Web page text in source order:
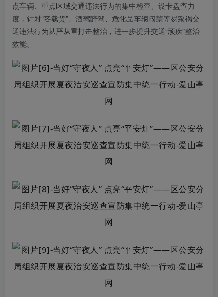
点车辆、重点区域交通违法行为的集中检查、设卡盘查力
度，针对“客载货”、酒驾醉驾、危化品车辆闯禁等易致祸交
通违法行为从严从重打击整治，进一步提升交通“顽疾”整治
效能。